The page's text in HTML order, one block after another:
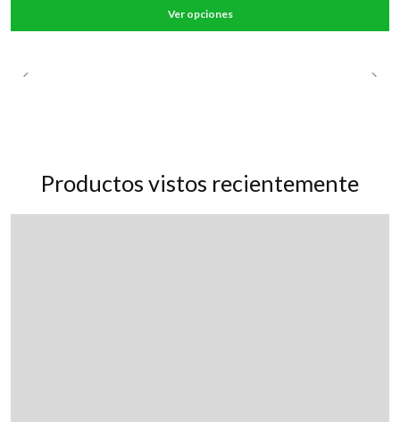
Ver opciones
Productos vistos recientemente